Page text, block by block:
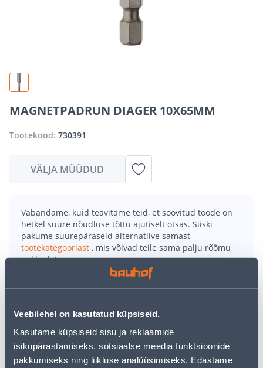
Veebilehel on kasutatud küpsiseid.
Kasutame küpsiseid sisu ja reklaamide
isikupärastamiseks, sotsiaalse meedia funktsioonide
pakkumiseks ning liikluse analüüsimiseks. Edastame
MAGNETPADRUN DIAGER 10X65MM
Tootekood: 730391
VÄLJA MÜÜDUD
Vabandame, kuid teavitame teid, et soovitud toode on
hetkel suure nõudluse tõttu ajutiselt otsas. Siiski
pakume suurepäraseid alternatiive samast
tootekategooriast , mis võivad teile sama palju rõõmu
pakkuda!
Teie ostlemisrõõm ei pea aga siin lõppema - oma
uurimistööd saate jätkata, naastes
• Magnetpadrun mõõtmetega 10 x 65 mm.
• 14-päevane tagastusõigus